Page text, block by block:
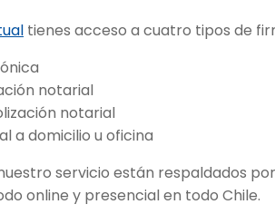
tienes acceso a cuatro tipos de
notarial
notarial
a domicilio u oficina
servicio están respaldados por
online y presencial en todo Chile.